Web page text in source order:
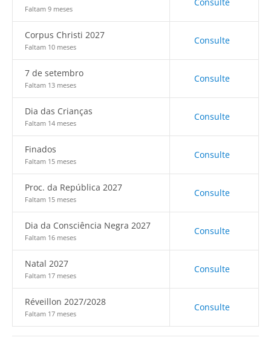
Faltam 9 meses
Corpus Christi 2027
Faltam 10 meses
Consulte
7 de setembro
Faltam 13 meses
Consulte
Dia das Crianças
Faltam 14 meses
Consulte
Finados
Faltam 15 meses
Consulte
Proc. da República 2027
Faltam 15 meses
Consulte
Dia da Consciência Negra 2027
Faltam 16 meses
Consulte
Natal 2027
Faltam 17 meses
Consulte
Réveillon 2027/2028
Faltam 17 meses
Consulte